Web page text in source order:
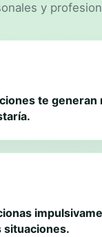
y
te generan
situaciones.